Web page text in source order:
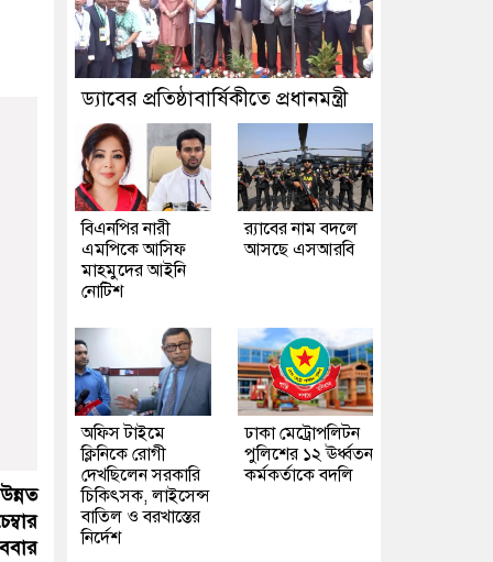
ড্যাবের প্রতিষ্ঠাবার্ষিকীতে প্রধানমন্ত্রী
বিএনপির নারী
এমপিকে আসিফ
মাহমুদের আইনি
নোটিশ
র‍্যাবের নাম বদলে
আসছে এসআরবি
অফিস টাইমে
ক্লিনিকে রোগী
দেখছিলেন সরকারি
চিকিৎসক, লাইসেন্স
বাতিল ও বরখাস্তের
নির্দেশ
ঢাকা মেট্রোপলিটন
পুলিশের ১২ ঊর্ধ্বতন
কর্মকর্তাকে বদলি